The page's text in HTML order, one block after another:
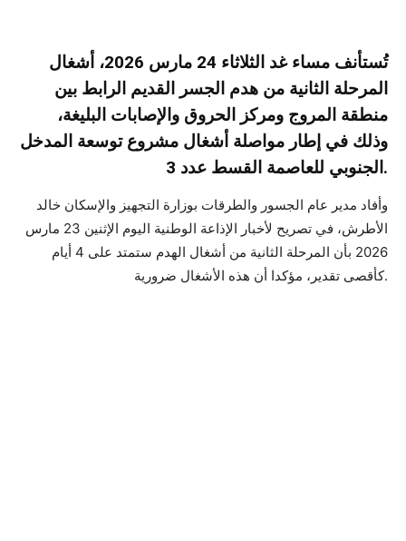
تُستأنف مساء غد الثلاثاء 24 مارس 2026، أشغال
المرحلة الثانية من هدم الجسر القديم الرابط بين
منطقة المروج ومركز الحروق والإصابات البليغة،
وذلك في إطار مواصلة أشغال مشروع توسعة المدخل
الجنوبي للعاصمة القسط عدد 3.
وأفاد مدير عام الجسور والطرقات بوزارة التجهيز والإسكان خالد
الأطرش، في تصريح لأخبار الإذاعة الوطنية اليوم الإثنين 23 مارس
2026 بأن المرحلة الثانية من أشغال الهدم ستمتد على 4 أيام
كأقصى تقدير، مؤكدا أن هذه الأشغال ضرورية.